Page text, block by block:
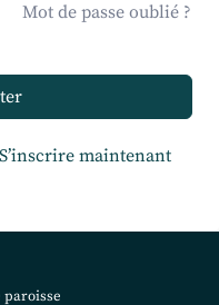
Mot de passe oublié ?
S’inscrire maintenant
paroisse